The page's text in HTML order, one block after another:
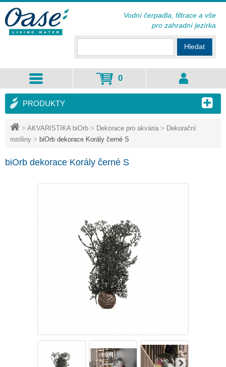
> AKVARISTIKA biOrb > Dekorace pro akvária > Dekorační
rostliny > biOrb dekorace Korály černé S
biOrb dekorace Korály černé S
PRODUKTY
Hledat
0
Vodní čerpadla, filtrace a vše
pro zahradní jezírka